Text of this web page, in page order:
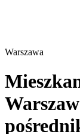
Warszawa